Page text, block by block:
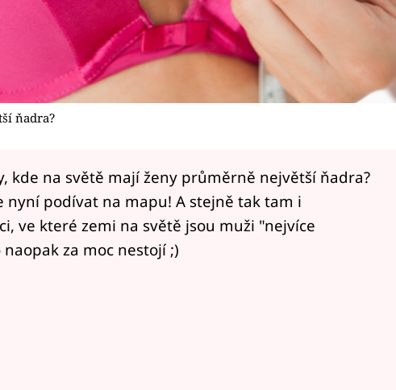
ňadra?
kde na světě mají ženy průměrně největší ňadra?
nyní podívat na mapu! A stejně tak tam i
ve které zemi na světě jsou muži "nejvíce
za moc nestojí ;)